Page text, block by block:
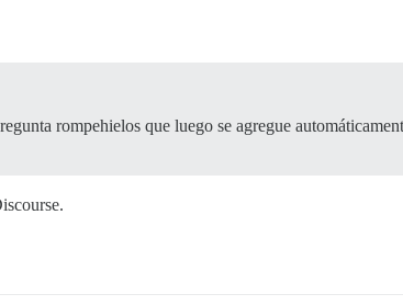
rompehielos que luego se agregue